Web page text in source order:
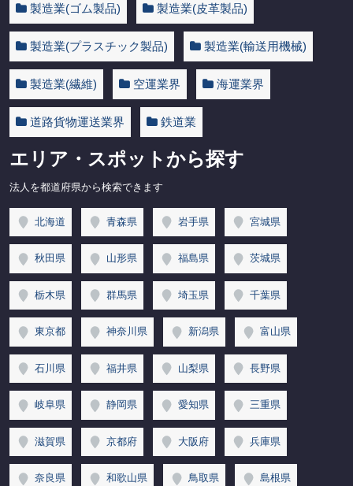
製造業(ゴム製品) 製造業(皮革製品)
製造業(プラスチック製品) 製造業(輸送用機械)
製造業(繊維) 空運業界 海運業界
道路貨物運送業界 鉄道業
エリア・スポットから探す
法人を都道府県から検索できます
北海道 青森県 岩手県 宮城県
秋田県 山形県 福島県 茨城県
栃木県 群馬県 埼玉県 千葉県
東京都 神奈川県 新潟県 富山県
石川県 福井県 山梨県 長野県
岐阜県 静岡県 愛知県 三重県
滋賀県 京都府 大阪府 兵庫県
奈良県 和歌山県 鳥取県 島根県